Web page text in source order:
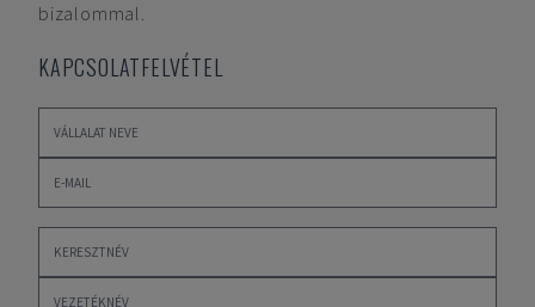
bizalommal.
KAPCSOLATFELVÉTEL